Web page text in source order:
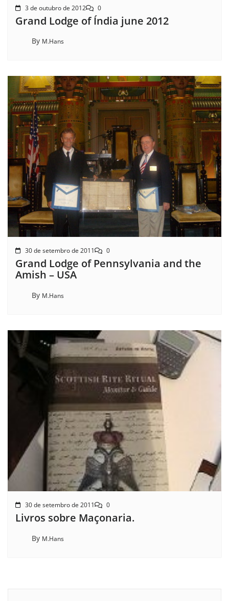
3 de outubro de 2012 0
Grand Lodge of Índia june 2012
By M.Hans
30 de setembro de 2011 0
Grand Lodge of Pennsylvania and the
Amish – USA
By M.Hans
30 de setembro de 2011 0
Livros sobre Maçonaria.
By M.Hans